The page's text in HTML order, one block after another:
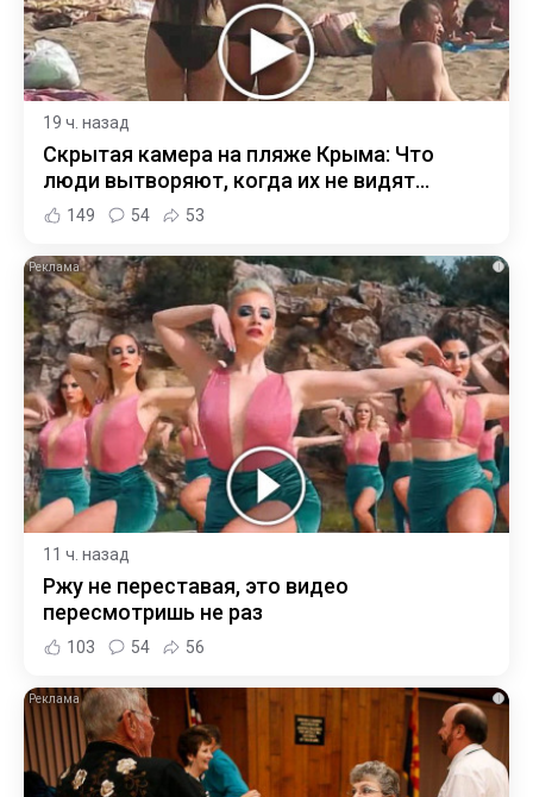
19 ч. назад
Скрытая камера на пляже Крыма: Что
люди вытворяют, когда их не видят...
149 54 53
i
11 ч. назад
Ржу не переставая, это видео
пересмотришь не раз
103 54 56
i